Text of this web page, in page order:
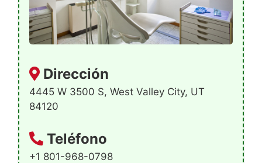
Dirección
4445 W 3500 S, West Valley City, UT
84120
Teléfono
+1 801-968-0798